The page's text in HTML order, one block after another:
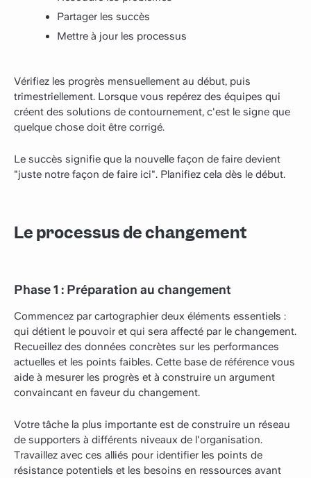
Partager les succès
Mettre à jour les processus
Vérifiez les progrès mensuellement au début, puis
trimestriellement. Lorsque vous repérez des équipes qui
créent des solutions de contournement, c'est le signe que
quelque chose doit être corrigé.
Le succès signifie que la nouvelle façon de faire devient
"juste notre façon de faire ici". Planifiez cela dès le début.
Le processus de changement
Phase 1 : Préparation au changement
Commencez par cartographier deux éléments essentiels :
qui détient le pouvoir et qui sera affecté par le changement.
Recueillez des données concrètes sur les performances
actuelles et les points faibles. Cette base de référence vous
aide à mesurer les progrès et à construire un argument
convaincant en faveur du changement.
Votre tâche la plus importante est de construire un réseau
de supporters à différents niveaux de l'organisation.
Travaillez avec ces alliés pour identifier les points de
résistance potentiels et les besoins en ressources avant